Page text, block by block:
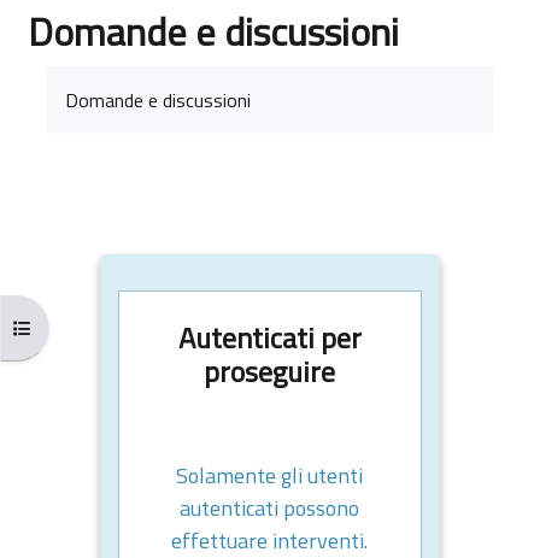
Apri indice del corso
Domande e discussioni
Domande e discussioni
Autenticati per
proseguire
Solamente gli utenti
autenticati possono
effettuare interventi.